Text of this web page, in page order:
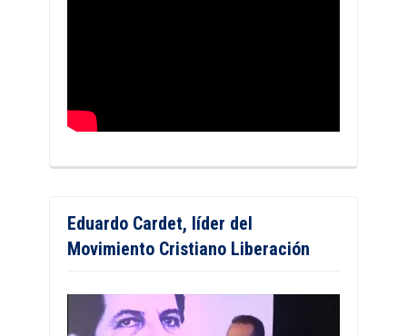
Eduardo Cardet, líder del
Movimiento Cristiano Liberación